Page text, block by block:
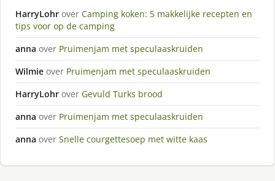
HarryLohr over Camping koken: 5 makkelijke recepten en
tips voor op de camping
anna over Pruimenjam met speculaaskruiden
Wilmie over Pruimenjam met speculaaskruiden
HarryLohr over Gevuld Turks brood
anna over Pruimenjam met speculaaskruiden
anna over Snelle courgettesoep met witte kaas